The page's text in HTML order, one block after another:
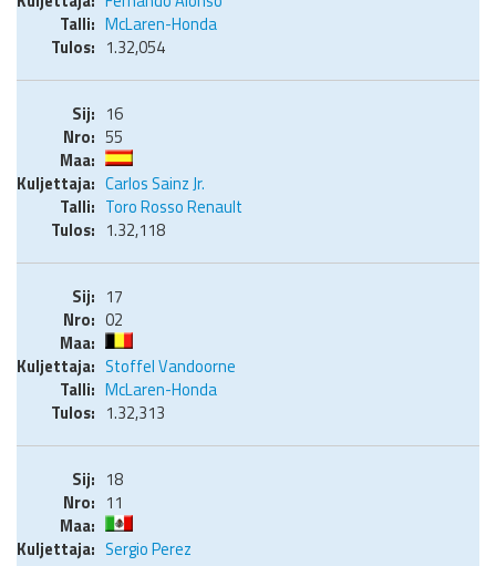
McLaren-Honda
1.32,054
16
55
Carlos Sainz Jr.
Toro Rosso Renault
1.32,118
17
02
Stoffel Vandoorne
McLaren-Honda
1.32,313
18
11
Sergio Perez